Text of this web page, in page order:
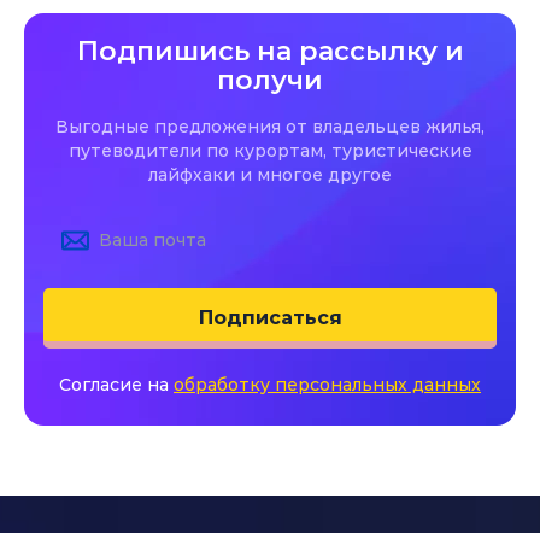
Подпишись на рассылку и
получи
Выгодные предложения от владельцев жилья,
путеводители по курортам, туристические
лайфхаки и многое другое
Подписаться
Согласие на обработку персональных данных